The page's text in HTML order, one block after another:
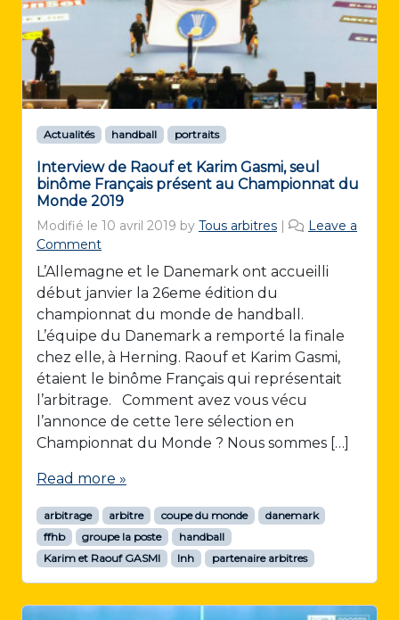
Actualités handball portraits
Interview de Raouf et Karim Gasmi, seul
binôme Français présent au Championnat du
Monde 2019
Modifié le 10 avril 2019 by Tous arbitres |
Leave a
Comment
L’Allemagne et le Danemark ont accueilli
début janvier la 26eme édition du
championnat du monde de handball.
L’équipe du Danemark a remporté la finale
chez elle, à Herning. Raouf et Karim Gasmi,
étaient le binôme Français qui représentait
l’arbitrage. Comment avez vous vécu
l’annonce de cette 1ere sélection en
Championnat du Monde ? Nous sommes […]
Read more »
arbitrage arbitre coupe du monde
danemark
ffhb
groupe la poste
handball
Karim et Raouf GASMI
lnh partenaire arbitres